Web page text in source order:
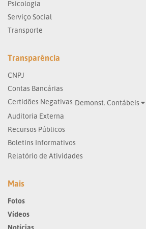
Psicologia
Serviço Social
Transporte
Transparência
CNPJ
Contas Bancárias
Certidões Negativas Demonst. Contábeis
Auditoria Externa
Recursos Públicos
Boletins Informativos
Relatório de Atividades
Mais
Fotos
Vídeos
Notícias